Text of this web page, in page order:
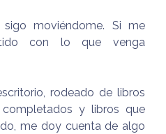
moviéndome. Si me
con lo que venga
rodeado de libros
completados y libros que
me doy cuenta de algo